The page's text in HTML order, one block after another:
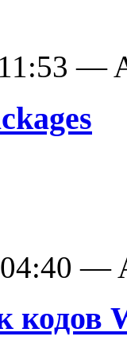
—
—
кодов